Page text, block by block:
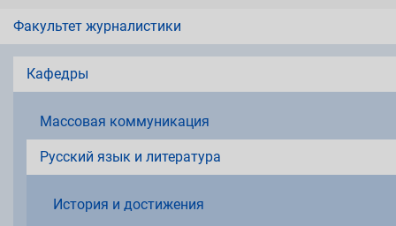
Факультет журналистики
Кафедры
Массовая коммуникация
Русский язык и литература
История и достижения